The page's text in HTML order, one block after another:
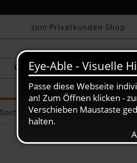
zum Privatkunden Shop
KarriereMein ELV
Sortiments-Deals